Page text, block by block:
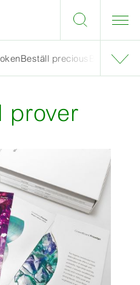
Beställ precious Beställ
prover